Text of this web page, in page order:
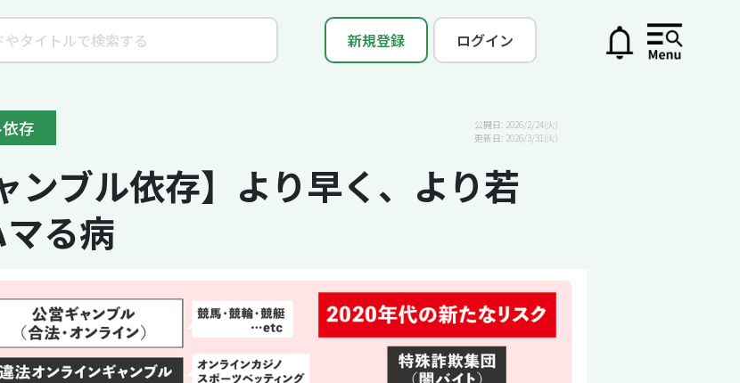
新規登録 ログイン
存
公開日: 2026/2/24(火)
更新日: 2026/3/31(火)
ンブル依存】より早く、より若
る病